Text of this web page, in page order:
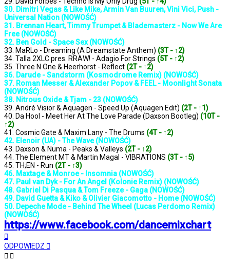
30. Dimitri Vegas & Like Mike, Armin Van Buuren, Vini Vici, Push -
Universal Nation (NOWOŚĆ)
31. Brennan Heart, Timmy Trumpet & Blademasterz - Now We Are
Free (NOWOŚĆ)
32. Ben Gold - Space Sex (NOWOŚĆ)
33. MaRLo - Dreaming (A Dreamstate Anthem) (3T - ↑2)
34. Talla 2XLC pres. RRAW! - Adagio For Strings (5T - ↑2)
35. Three N One & Heerhorst - Reflect (2T - ↑2)
36. Darude - Sandstorm (Kosmodrome Remix) (NOWOŚĆ)
37. Roman Messer & Alexander Popov & FEEL - Moonlight Sonata
(NOWOŚĆ)
38. Nitrous Oxide & Tjam - 23 (NOWOŚĆ)
39. André Visior & Aquagen - Speed Up (Aquagen Edit) (2T - ↑1)
40. Da Hool - Meet Her At The Love Parade (Daxson Bootleg) (10T -
↑2)
41. Cosmic Gate & Maxim Lany - The Drums (4T - ↑2)
42. Elenoir (UA) - The Wave (NOWOŚĆ)
43. Daxson & Numa - Peaks & Valleys (2T - ↑2)
44. The Element MT & Martin Magal - VIBRATIONS (3T - ↑5)
45. TH;EN - Run (2T - ↑3)
46. Maxtage & Monroe - Insomnia (NOWOŚĆ)
47. Paul van Dyk - For An Angel (Kolonie Remix) (NOWOŚĆ)
48. Gabriel Di Pasqua & Tom Freeze - Gaga (NOWOŚĆ)
49. David Guetta & Kiko & Olivier Giacomotto - Home (NOWOŚĆ)
50. Depeche Mode - Behind The Wheel (Lucas Perdomo Remix)
(NOWOŚĆ)
https://www.facebook.com/dancemixchart
górę
ODPOWIEDZ